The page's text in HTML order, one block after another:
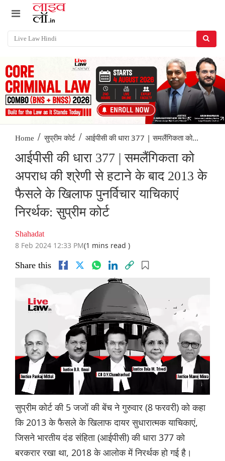
Home / सुप्रीम कोर्ट / आईपीसी की धारा 377 | समलैंगिकता को...
आईपीसी की धारा 377 | समलैंगिकता को
अपराध की श्रेणी से हटाने के बाद 2013 के
फैसले के खिलाफ पुनर्विचार याचिकाएं
निरर्थक: सुप्रीम कोर्ट
Shahadat
8 Feb 2024 12:33 PM(1 mins read )
Share this
सुप्रीम कोर्ट की 5 जजों की बेंच ने गुरुवार (8 फरवरी) को कहा
कि 2013 के फैसले के खिलाफ दायर सुधारात्मक याचिकाएं,
जिसने भारतीय दंड संहिता (आईपीसी) की धारा 377 को
बरकरार रखा था, 2018 के आलोक में निरर्थक हो गई है।